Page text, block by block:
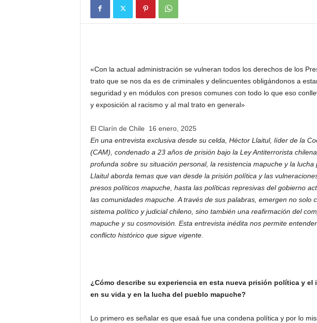
«Con la actual administración se vulneran todos los derechos de los
trato que se nos da es de criminales y delincuentes obligándonos a
seguridad y en módulos con presos comunes con todo lo que eso
y exposición al racismo y al mal trato en general»
El Clarín de Chile
16 enero, 2025
En una entrevista exclusiva desde su celda, Héctor Llaitul, líder de la
(CAM), condenado a 23 años de prisión bajo la Ley Antiterrorista
profunda sobre su situación personal, la resistencia mapuche y la lucha
Llaitul aborda temas que van desde la prisión política y las
presos políticos mapuche, hasta las políticas represivas del gobierno
las comunidades mapuche. A través de sus palabras, emergen no solo
sistema político y judicial chileno, sino también una reafirmación del
mapuche y su cosmovisión. Esta entrevista inédita nos permite
conflicto histórico que sigue vigente.
¿Cómo describe su experiencia en esta nueva prisión política y el
en su vida y en la lucha del pueblo mapuche?
Lo primero es señalar es que esaá fue una condena política y por lo